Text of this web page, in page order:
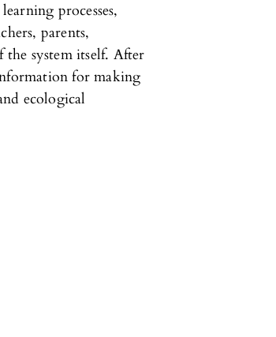
processes,
parents,
the system itself. After
for making
ecological